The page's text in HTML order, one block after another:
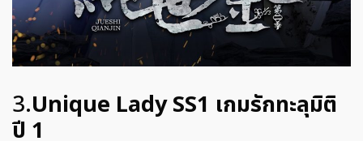
3.Unique Lady SS1 เกมรักทะลุมิติ
ปี 1